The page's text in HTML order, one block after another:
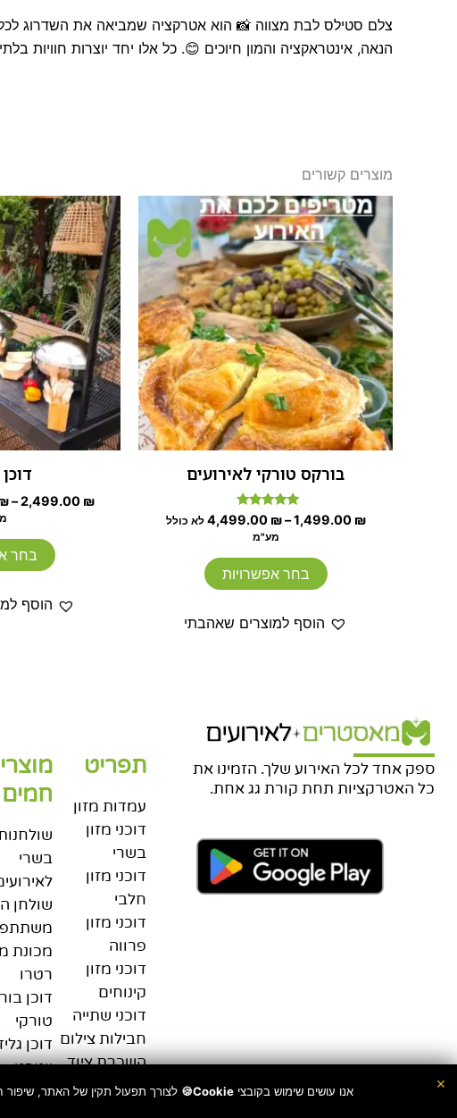
צלם סטילס לבת מצווה 📸 הוא אטרקציה שמביאה את השדרוג
הנאה, אינטראקציה והמון חיוכים 😊. כל אלו יחד יוצרות
מוצרים קשורים
בורקס טורקי לאירועים
דורג
5.00
מתוך 5
1,499.00 ₪
–
4,499.00 ₪
טווח
מחירים:
עד
⁦4,499.00 ₪⁩
לא כולל
מע"מ
בחר אפשרויות
למוצר
זה
יש
מספר
סוגים.
ניתן
לבחור
את
האפשרויות
בעמוד
המוצר
הוסף למוצרים שאהבתי
2,499.00 ₪
–
בחר
הוסף
ספק אחד לכל האירוע שלך. הזמינו את
כל האטרקציות תחת קורת גג אחת.
תפריט
עמדות מזון
דוכני מזון
בשרי
דוכני מזון
חלבי
דוכני מזון
פרווה
דוכני מזון
קינוחים
דוכני שתייה
חבילות צילום
השכרת ציוד
חמים
בשרי
מכונת
רטרו
דוכן
טורקי
דוכן
יוגורט
דוכן
× אנו עושים שימוש בקובצי Cookie🍪 לצורך תפעול תקין של האתר, שיפור